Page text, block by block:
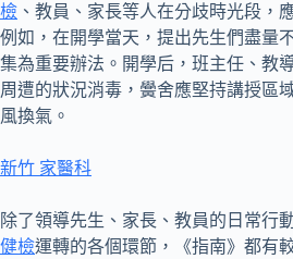
檢 、教員、家長等人在分歧時光段，
例如，在開學當天，提出先生們盡量
集為重要辦法。開學后，班主任、教
周遭的狀況消毒，黌舍應堅持講授區
風換氣。
新竹 家醫科
除了領導先生、家長、教員的日常行
健檢運轉的各個環節，《指南》都有